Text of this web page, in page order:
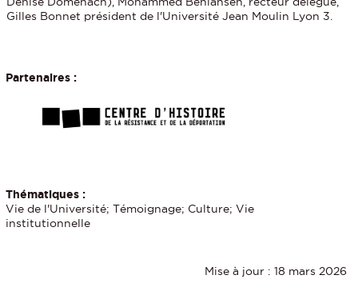
Gilles Bonnet président de l'Université Jean Moulin Lyon 3.
Partenaires :
Thématiques :
Vie de l'Université; Témoignage; Culture; Vie
institutionnelle
Mise à jour : 18 mars 2026